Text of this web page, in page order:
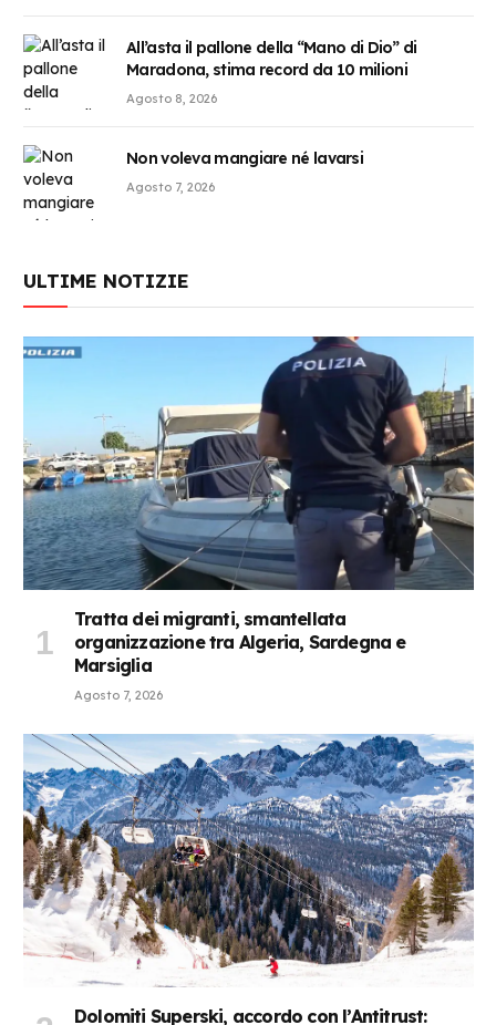
All’asta il pallone della “Mano di Dio” di
Maradona, stima record da 10 milioni
Agosto 8, 2026
Non voleva mangiare né lavarsi
Agosto 7, 2026
ULTIME NOTIZIE
Tratta dei migranti, smantellata
organizzazione tra Algeria, Sardegna e
Marsiglia
Agosto 7, 2026
Dolomiti Superski, accordo con l’Antitrust: